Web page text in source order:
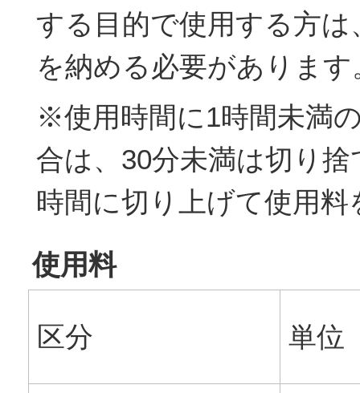
する目的で使用する方は
を納める必要があります
※使用時間に1時間未満
合は、30分未満は切り
時間に切り上げて使用
使用料
区分 単位